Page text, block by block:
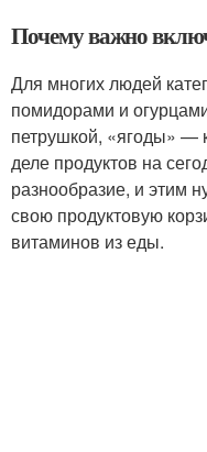
Почему важно
Для многих людей
помидорами и
петрушкой, «ягоды» —
деле продуктов на
разнообразие, и этим
свою продуктовую
витаминов из еды.